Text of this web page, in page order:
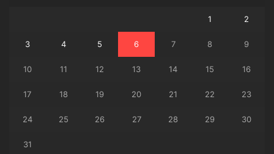
1 2
3 4 5 6 7 8 9
10 11 12 13 14 15 16
17 18 19 20 21 22 23
24 25 26 27 28 29 30
31